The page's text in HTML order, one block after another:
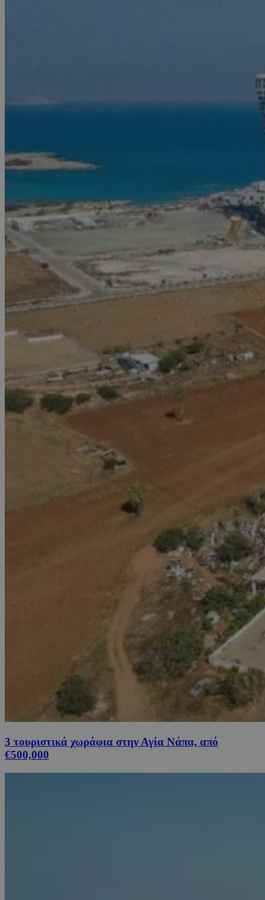
3 τουριστικά χωράφια στην Αγία Νάπα, από
€500,000